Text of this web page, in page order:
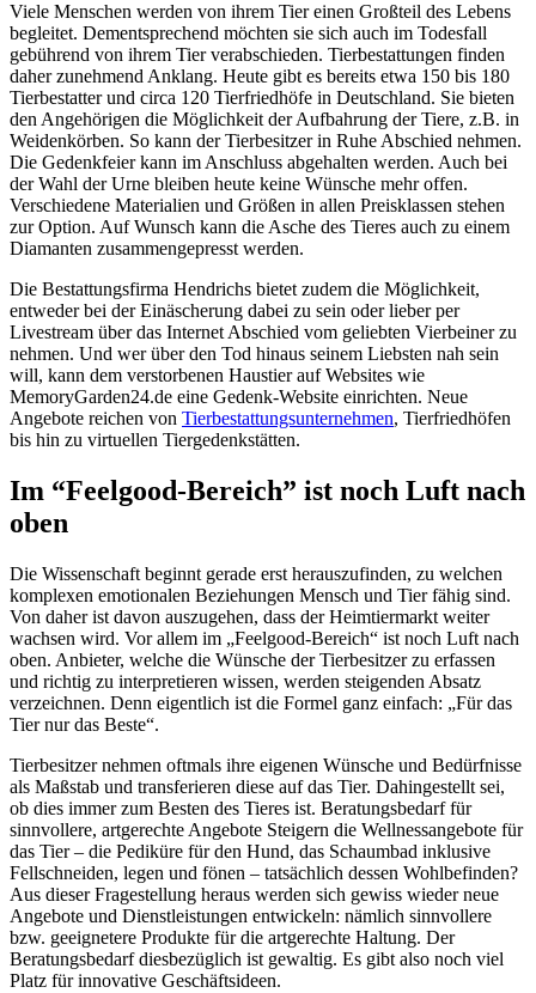
Viele Menschen werden von ihrem Tier einen Großteil des Lebens
begleitet. Dementsprechend möchten sie sich auch im Todesfall
gebührend von ihrem Tier verabschieden. Tierbestattungen finden
daher zunehmend Anklang. Heute gibt es bereits etwa 150 bis 180
Tierbestatter und circa 120 Tierfriedhöfe in Deutschland. Sie bieten
den Angehörigen die Möglichkeit der Aufbahrung der Tiere, z.B. in
Weidenkörben. So kann der Tierbesitzer in Ruhe Abschied nehmen.
Die Gedenkfeier kann im Anschluss abgehalten werden. Auch bei
der Wahl der Urne bleiben heute keine Wünsche mehr offen.
Verschiedene Materialien und Größen in allen Preisklassen stehen
zur Option. Auf Wunsch kann die Asche des Tieres auch zu einem
Diamanten zusammengepresst werden.
Die Bestattungsfirma Hendrichs bietet zudem die Möglichkeit,
entweder bei der Einäscherung dabei zu sein oder lieber per
Livestream über das Internet Abschied vom geliebten Vierbeiner zu
nehmen. Und wer über den Tod hinaus seinem Liebsten nah sein
will, kann dem verstorbenen Haustier auf Websites wie
MemoryGarden24.de eine Gedenk-Website einrichten. Neue
Angebote reichen von Tierbestattungsunternehmen, Tierfriedhöfen
bis hin zu virtuellen Tiergedenkstätten.
Im “Feelgood-Bereich” ist noch Luft nach
oben
Die Wissenschaft beginnt gerade erst herauszufinden, zu welchen
komplexen emotionalen Beziehungen Mensch und Tier fähig sind.
Von daher ist davon auszugehen, dass der Heimtiermarkt weiter
wachsen wird. Vor allem im „Feelgood-Bereich“ ist noch Luft nach
oben. Anbieter, welche die Wünsche der Tierbesitzer zu erfassen
und richtig zu interpretieren wissen, werden steigenden Absatz
verzeichnen. Denn eigentlich ist die Formel ganz einfach: „Für das
Tier nur das Beste“.
Tierbesitzer nehmen oftmals ihre eigenen Wünsche und Bedürfnisse
als Maßstab und transferieren diese auf das Tier. Dahingestellt sei,
ob dies immer zum Besten des Tieres ist. Beratungsbedarf für
sinnvollere, artgerechte Angebote Steigern die Wellnessangebote für
das Tier – die Pediküre für den Hund, das Schaumbad inklusive
Fellschneiden, legen und fönen – tatsächlich dessen Wohlbefinden?
Aus dieser Fragestellung heraus werden sich gewiss wieder neue
Angebote und Dienstleistungen entwickeln: nämlich sinnvollere
bzw. geeignetere Produkte für die artgerechte Haltung. Der
Beratungsbedarf diesbezüglich ist gewaltig. Es gibt also noch viel
Platz für innovative Geschäftsideen.